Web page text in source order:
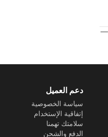
دعم العميل
سياسة الخصوصية
إتفاقية الإستخدام
سلامتك تهمنا
الدفع والشحن